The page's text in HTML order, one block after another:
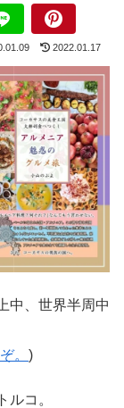
2022.01.17
中、世界半周中
。 )
ルコ。